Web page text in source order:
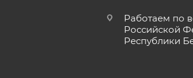
Работаем по
Российской
Республики